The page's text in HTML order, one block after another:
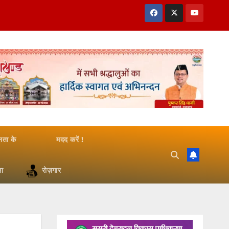
के मदद करें !
रोज़गार